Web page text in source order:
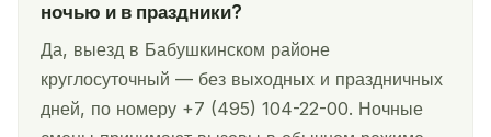
ночью и в праздники?
Да, выезд в Бабушкинском районе
круглосуточный — без выходных и праздничных
дней, по номеру +7 (495) 104-22-00. Ночные